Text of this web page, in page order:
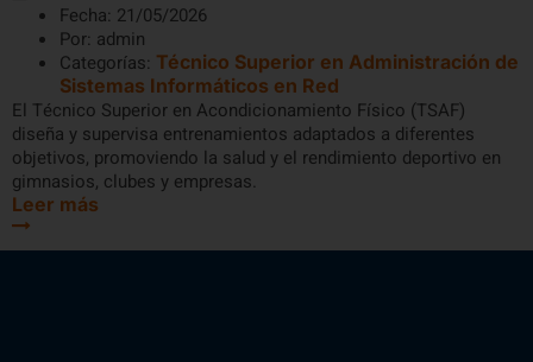
Fecha: 21/05/2026
Por: admin
Categorías: Técnico Superior en Administración de
Sistemas Informáticos en Red
El Técnico Superior en Acondicionamiento Físico (TSAF)
diseña y supervisa entrenamientos adaptados a diferentes
objetivos, promoviendo la salud y el rendimiento deportivo en
gimnasios, clubes y empresas.
Leer más